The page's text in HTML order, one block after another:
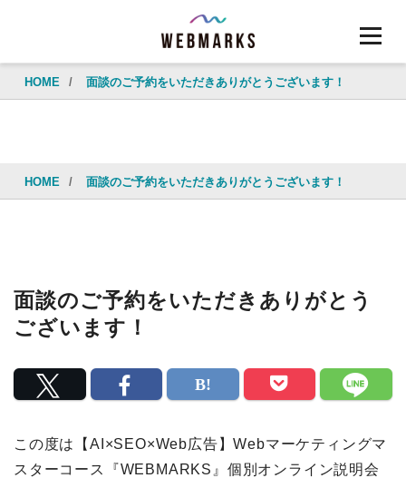
HOME / 面談のご予約をいただきありがとうございます！
HOME / 面談のご予約をいただきありがとうございます！
面談のご予約をいただきありがとう
ございます！
この度は
【AI×SEO×Web広告】Webマーケティングマ
スターコース『WEBMARKS』個別オンライン説明会